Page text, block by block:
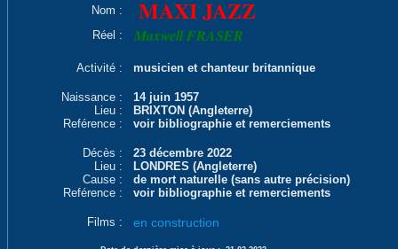
Nom : MAXI JAZZ
Réel : Maxwell FRASER
Activité : musicien et chanteur britannique
Naissance :
14 juin 1957
Lieu :
BRIXTON (Angleterre)
Reférence :
voir bibliographie et remerciements
Décès :
23 décembre 2022
Lieu :
LONDRES (Angleterre)
Cause :
de mort naturelle (sans autre précision)
Reférence :
voir bibliographie et remerciements
Films : en construction